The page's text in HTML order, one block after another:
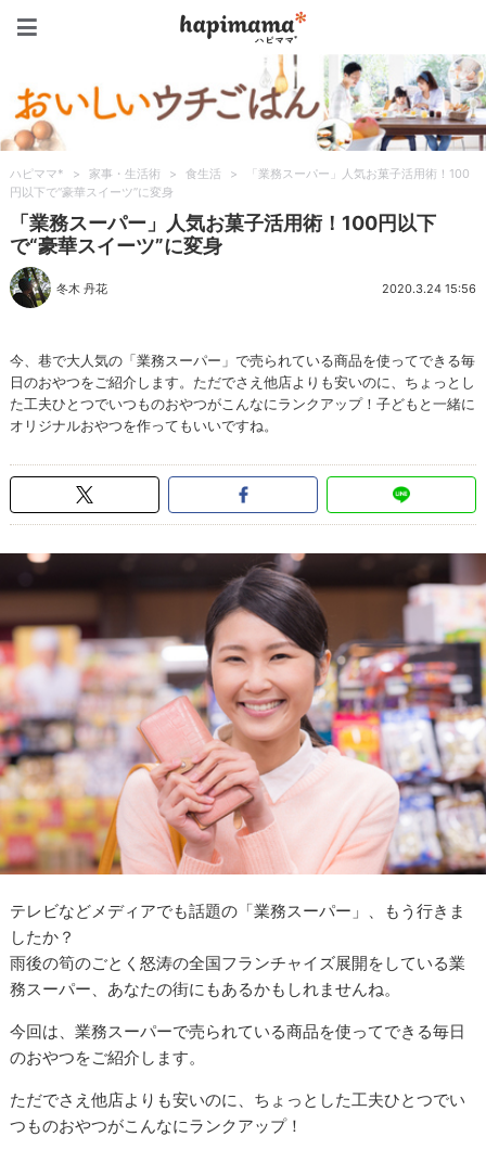
ハピママ* > 家事・生活術 > 食生活 >
「業務スーパー」人気お菓子活用術！100
円以下で“豪華スイーツ”に変身
「業務スーパー」人気お菓子活用術！100円以下
で“豪華スイーツ”に変身
冬木 丹花 2020.3.24 15:56
今、巷で大人気の「業務スーパー」で売られている商品を使ってできる毎
日のおやつをご紹介します。ただでさえ他店よりも安いのに、ちょっとし
た工夫ひとつでいつものおやつがこんなにランクアップ！子どもと一緒に
オリジナルおやつを作ってもいいですね。
テレビなどメディアでも話題の「業務スーパー」、もう行きま
したか？
雨後の筍のごとく怒涛の全国フランチャイズ展開をしている業
務スーパー、あなたの街にもあるかもしれませんね。
今回は、業務スーパーで売られている商品を使ってできる毎日
のおやつをご紹介します。
ただでさえ他店よりも安いのに、ちょっとした工夫ひとつでい
つものおやつがこんなにランクアップ！